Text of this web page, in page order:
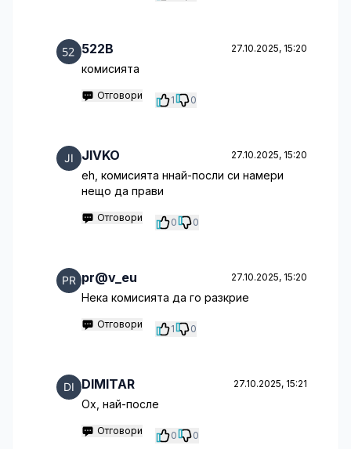
522B 27.10.2025, 15:20
комисията
Отговори 1 0
JIVKO 27.10.2025, 15:20
eh, комисията ннай-посли си намери
нещо да прави
Отговори 0 0
pr@v_eu 27.10.2025, 15:20
Нека комисията да го разкрие
Отговори 1 0
DIMITAR 27.10.2025, 15:21
Ох, най-после
Отговори 0 0